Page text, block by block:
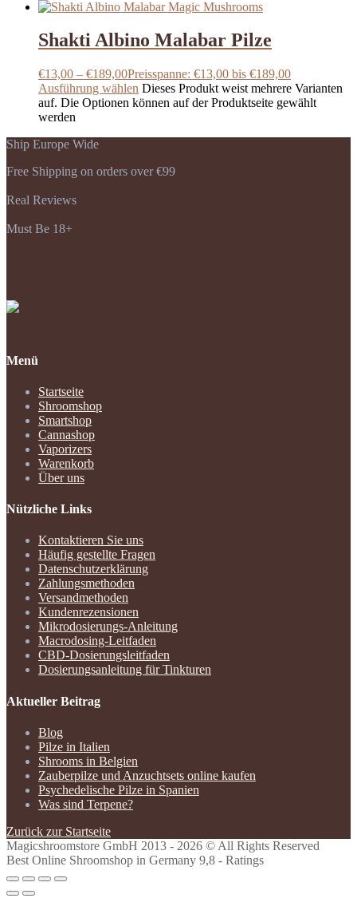
Shakti Albino Malabar Pilze
€13,00 – €189,00Preisspanne: €13,00 bis €189,00
Ausführung wählen Dieses Produkt weist mehrere Varianten
auf. Die Optionen können auf der Produktseite gewählt
werden
Ship Europe Wide
Free Shipping on orders over €99
Real Reviews
Must Be 18+
Menü
Startseite
Shroomshop
Smartshop
Cannashop
Vaporizers
Warenkorb
Über uns
Nützliche Links
Kontaktieren Sie uns
Häufig gestellte Fragen
Datenschutzerklärung
Zahlungsmethoden
Versandmethoden
Kundenrezensionen
Mikrodosierungs-Anleitung
Macrodosing-Leitfaden
CBD-Dosierungsleitfaden
Dosierungsanleitung für Tinkturen
Aktueller Beitrag
Blog
Pilze in Italien
Shrooms in Belgien
Zauberpilze und Anzuchtsets online kaufen
Psychedelische Pilze in Spanien
Was sind Terpene?
Zurück zur Startseite
Magicshroomstore GmbH 2013 - 2026 © All Rights Reserved
Best Online Shroomshop in Germany 9,8 - Ratings